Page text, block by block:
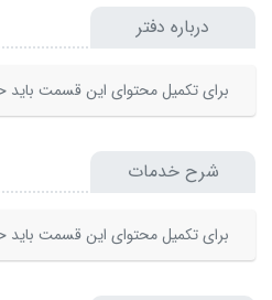
درباره دفتر
برای تکمیل محتوای این قسمت باید
شرح خدمات
برای تکمیل محتوای این قسمت باید